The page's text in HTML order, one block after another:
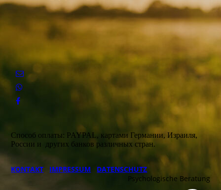
Способ оплаты: PAYPAL, картами Германии, Израиля,
России и других банков различных стран.
KONTAKT IMPRESSUM
DATENSCHUTZ
Psychologische Beratung